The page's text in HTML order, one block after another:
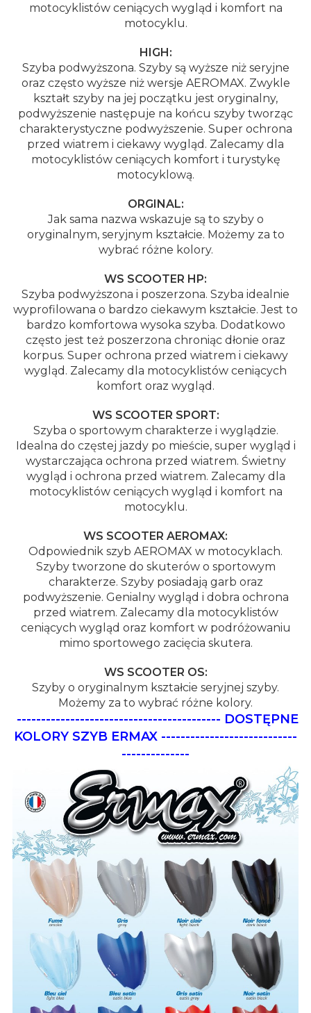
motocyklistów ceniących wygląd i komfort na
motocyklu.
HIGH:
Szyba podwyższona. Szyby są wyższe niż seryjne
oraz często wyższe niż wersje AEROMAX. Zwykle
kształt szyby na jej początku jest oryginalny,
podwyższenie następuje na końcu szyby tworząc
charakterystyczne podwyższenie. Super ochrona
przed wiatrem i ciekawy wygląd. Zalecamy dla
motocyklistów ceniących komfort i turystykę
motocyklową.
ORGINAL:
Jak sama nazwa wskazuje są to szyby o
oryginalnym, seryjnym kształcie. Możemy za to
wybrać różne kolory.
WS SCOOTER HP:
Szyba podwyższona i poszerzona. Szyba idealnie
wyprofilowana o bardzo ciekawym kształcie. Jest to
bardzo komfortowa wysoka szyba. Dodatkowo
często jest też poszerzona chroniąc dłonie oraz
korpus. Super ochrona przed wiatrem i ciekawy
wygląd. Zalecamy dla motocyklistów ceniących
komfort oraz wygląd.
WS SCOOTER SPORT:
Szyba o sportowym charakterze i wyglądzie.
Idealna do częstej jazdy po mieście, super wygląd i
wystarczająca ochrona przed wiatrem. Świetny
wygląd i ochrona przed wiatrem. Zalecamy dla
motocyklistów ceniących wygląd i komfort na
motocyklu.
WS SCOOTER AEROMAX:
Odpowiednik szyb AEROMAX w motocyklach.
Szyby tworzone do skuterów o sportowym
charakterze. Szyby posiadają garb oraz
podwyższenie. Genialny wygląd i dobra ochrona
przed wiatrem. Zalecamy dla motocyklistów
ceniących wygląd oraz komfort w podróżowaniu
mimo sportowego zacięcia skutera.
WS SCOOTER OS:
Szyby o oryginalnym kształcie seryjnej szyby.
Możemy za to wybrać różne kolory.
------------------------------------------ DOSTĘPNE
KOLORY SZYB ERMAX ----------------------------
--------------